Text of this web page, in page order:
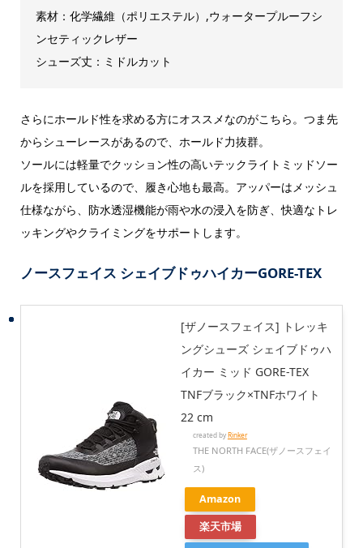
素材：化学繊維（ポリエステル）,ウォータープルーフシ
ンセティックレザー
シューズ丈：ミドルカット
さらにホールド性を求める方にオススメなのがこちら。つま先
からシューレースがあるので、ホールド力抜群。
ソールには軽量でクッション性の高いテックライトミッドソー
ルを採用しているので、履き心地も最高。アッパーはメッシュ
仕様ながら、防水透湿機能が雨や水の浸入を防ぎ、快適なトレ
ッキングやクライミングをサポートします。
ノースフェイス シェイブドゥハイカーGORE-TEX
[ザノースフェイス] トレッキ
ングシューズ シェイブドゥハ
イカー ミッド GORE-TEX
TNFブラック×TNFホワイト
22 cm
created byRinker
THE NORTH FACE(ザノースフェイ
ス)
Amazon
楽天市場